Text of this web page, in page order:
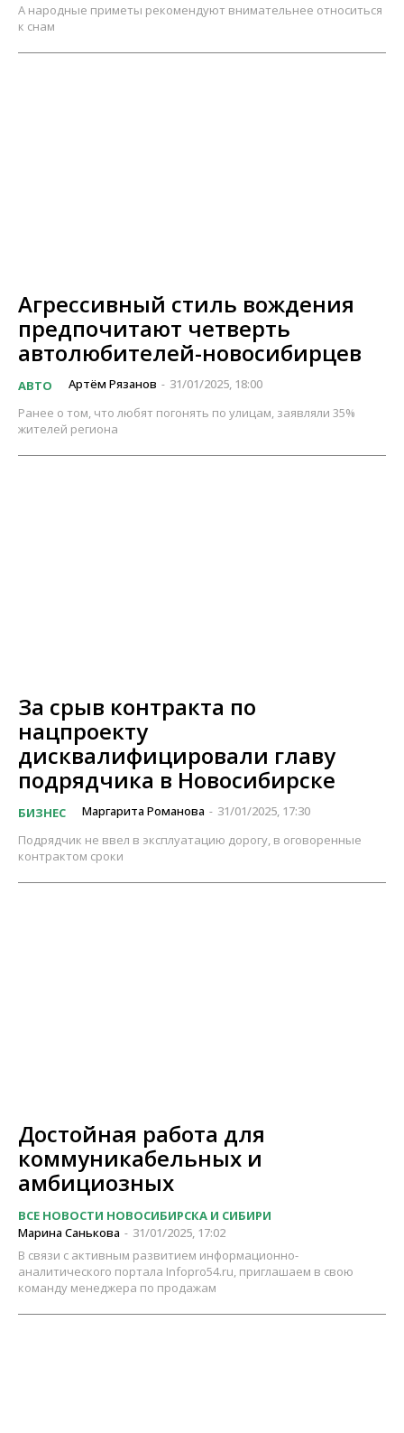
А народные приметы рекомендуют внимательнее относиться
к снам
Агрессивный стиль вождения
предпочитают четверть
автолюбителей-новосибирцев
АВТО Артём Рязанов - 31/01/2025, 18:00
Ранее о том, что любят погонять по улицам, заявляли 35%
жителей региона
За срыв контракта по
нацпроекту
дисквалифицировали главу
подрядчика в Новосибирске
БИЗНЕС Маргарита Романова - 31/01/2025, 17:30
Подрядчик не ввел в эксплуатацию дорогу, в оговоренные
контрактом сроки
Достойная работа для
коммуникабельных и
амбициозных
ВСЕ НОВОСТИ НОВОСИБИРСКА И СИБИРИ
Марина Санькова - 31/01/2025, 17:02
В связи с активным развитием информационно-
аналитического портала Infopro54.ru, приглашаем в свою
команду менеджера по продажам